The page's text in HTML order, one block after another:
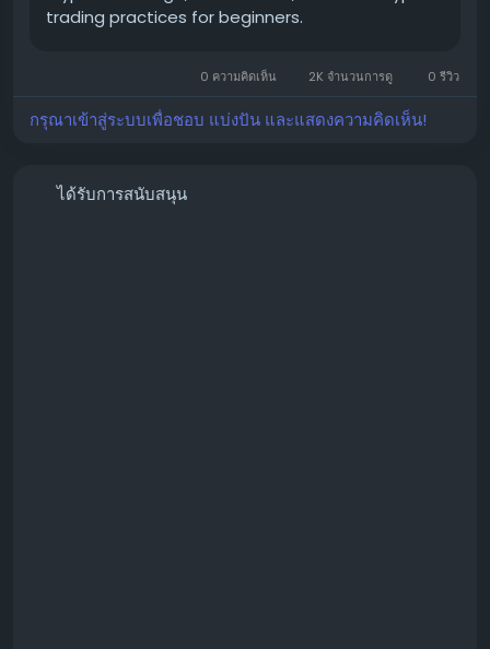
#OKXTrading
#GlobalSEOshop
trading practices for beginners.
0 ความคิดเห็น 2K จำนวนการดู 0 รีวิว
กรุณาเข้าสู่ระบบเพื่อชอบ แบ่งปัน และแสดงความคิดเห็น!
ได้รับการสนับสนุน